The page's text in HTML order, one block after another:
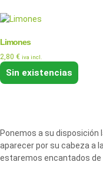
Limones
2,80 € iva incl.
Sin existencias
Ponemos a su
aparecer por su cabeza a
estaremos encantados de